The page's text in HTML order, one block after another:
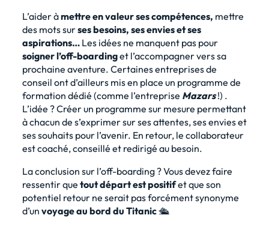
L’aider àmettre en valeur ses compétences, mettre
des mots surses besoins, ses envies et ses
aspirations… Les idées ne manquent pas pour
soigner l’off-boardinget l’accompagner vers sa
prochaine aventure. Certaines entreprises de
conseil ont d’ailleurs mis en place un programme de
formation dédié (comme l’entreprise Mazars !) .
L’idée ? Créer un programme sur mesure permettant
à chacun de s’exprimer sur ses attentes, ses envies et
ses souhaits pour l’avenir. En retour, le collaborateur
est coaché, conseillé et redirigé au besoin.
La conclusion sur l’off-boarding ? Vous devez faire
ressentir que tout départ est positifet que son
potentiel retour ne serait pas forcément synonyme
d’un voyage au bord du Titanic🛳️